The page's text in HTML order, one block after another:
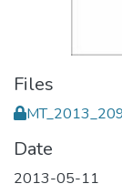
Files
Date
2013-05-11